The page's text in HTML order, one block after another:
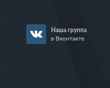
Наша группа
в Вконтакте